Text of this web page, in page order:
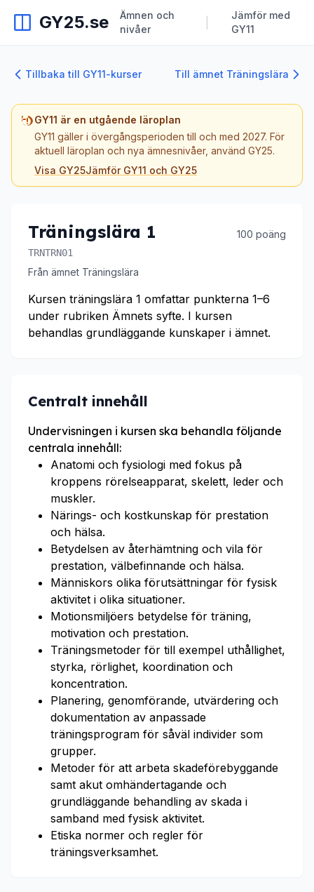
GY25.se
Ämnen och
nivåer
Jämför med
GY11
Tillbaka till GY11-kurser Till ämnet Träningslära
GY11 är en utgående läroplan
GY11 gäller i övergångsperioden till och med 2027. För
aktuell läroplan och nya ämnesnivåer, använd GY25.
Visa GY25Jämför GY11 och GY25
Träningslära 1 100 poäng
TRNTRN01
Från ämnet Träningslära
Kursen träningslära 1 omfattar punkterna 1–6
under rubriken Ämnets syfte. I kursen
behandlas grundläggande kunskaper i ämnet.
Centralt innehåll
Undervisningen i kursen ska behandla följande
centrala innehåll:
Anatomi och fysiologi med fokus på
kroppens rörelseapparat, skelett, leder och
muskler.
Närings- och kostkunskap för prestation
och hälsa.
Betydelsen av återhämtning och vila för
prestation, välbefinnande och hälsa.
Människors olika förutsättningar för fysisk
aktivitet i olika situationer.
Motionsmiljöers betydelse för träning,
motivation och prestation.
Träningsmetoder för till exempel uthållighet,
styrka, rörlighet, koordination och
koncentration.
Planering, genomförande, utvärdering och
dokumentation av anpassade
träningsprogram för såväl individer som
grupper.
Metoder för att arbeta skadeförebyggande
samt akut omhändertagande och
grundläggande behandling av skada i
samband med fysisk aktivitet.
Etiska normer och regler för
träningsverksamhet.